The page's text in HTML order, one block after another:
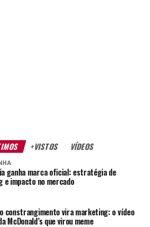
+VISTOS VÍDEOS
ganha marca oficial: estratégia de
e impacto no mercado
constrangimento vira marketing: o vídeo
McDonald’s que virou meme